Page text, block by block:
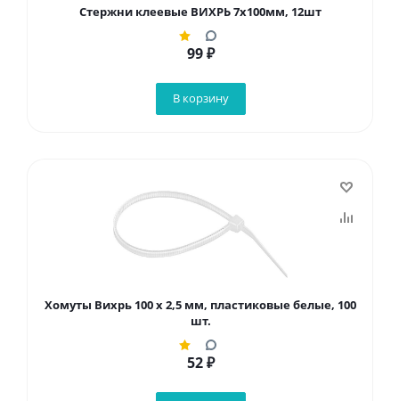
Стержни клеевые ВИХРЬ 7х100мм, 12шт
99₽
В корзину
Хомуты Вихрь 100 х 2,5 мм, пластиковые белые, 100
шт.
52₽